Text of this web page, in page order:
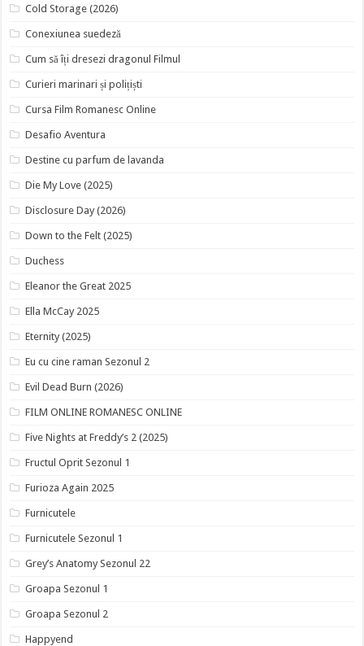
Cold Storage (2026)
Conexiunea suedeză
Cum să îți dresezi dragonul Filmul
Curieri marinari și polițiști
Cursa Film Romanesc Online
Desafio Aventura
Destine cu parfum de lavanda
Die My Love (2025)
Disclosure Day (2026)
Down to the Felt (2025)
Duchess
Eleanor the Great 2025
Ella McCay 2025
Eternity (2025)
Eu cu cine raman Sezonul 2
Evil Dead Burn (2026)
FILM ONLINE ROMANESC ONLINE
Five Nights at Freddy’s 2 (2025)
Fructul Oprit Sezonul 1
Furioza Again 2025
Furnicutele
Furnicutele Sezonul 1
Grey’s Anatomy Sezonul 22
Groapa Sezonul 1
Groapa Sezonul 2
Happyend